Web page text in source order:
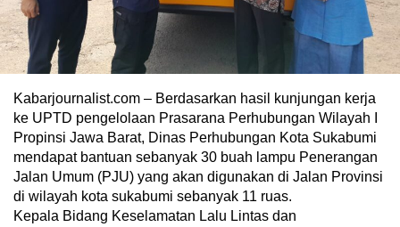
Kabarjournalist.com – Berdasarkan hasil kunjungan kerja
ke UPTD pengelolaan Prasarana Perhubungan Wilayah I
Propinsi Jawa Barat, Dinas Perhubungan Kota Sukabumi
mendapat bantuan sebanyak 30 buah lampu Penerangan
Jalan Umum (PJU) yang akan digunakan di Jalan Provinsi
di wilayah kota sukabumi sebanyak 11 ruas.
Kepala Bidang Keselamatan Lalu Lintas dan